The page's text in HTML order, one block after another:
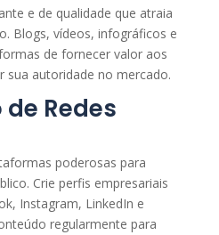
e de qualidade que atraia
Blogs, vídeos, infográficos e
de fornecer valor aos
sua autoridade no mercado.
Redes
poderosas para
Crie perfis empresariais
Instagram, LinkedIn e
regularmente para